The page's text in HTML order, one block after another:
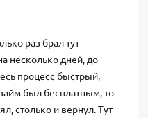
раз брал тут
несколько дней, до
процесс быстрый,
был бесплатным, то
столько и вернул. Тут